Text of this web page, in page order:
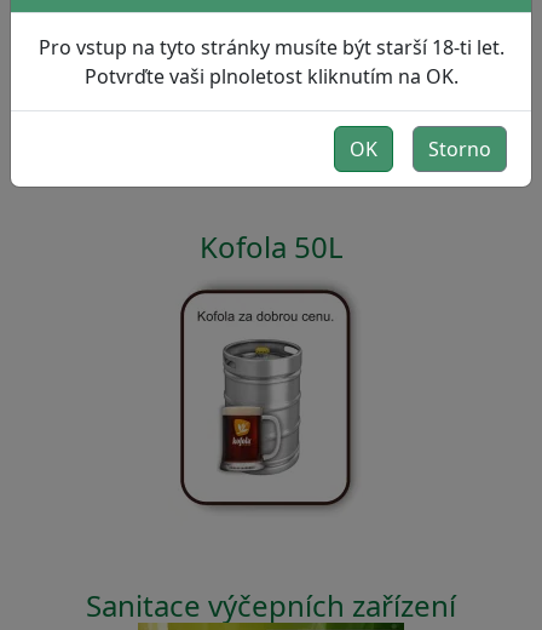
Kofola 50L
Sanitace výčepních zařízení
Pro vstup na tyto stránky musíte být starší 18-ti let.
Potvrďte vaši plnoletost kliknutím na OK.
OK Storno